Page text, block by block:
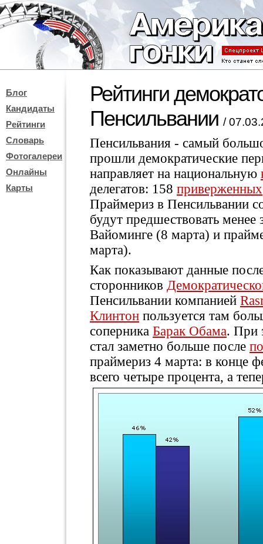
Блог
Кандидаты
Рейтинги
Словарь
Фотогалереи
Онлайны
Карты
Рейтинги
Пенсильвании /
Пенсильвания - самый
прошли демократические
направляет на национальную
делегатов: 158 приверженных
Праймериз в Пенсильвании
будут предшествовать
Вайоминге (8 марта) и
марта).
Как показывают данные
сторонников
Пенсильвании компанией
Клинтон пользуется там
соперника Барак Обама. При
стал заметно больше после
праймериз 4 марта: в конце
всего четыре процента, а